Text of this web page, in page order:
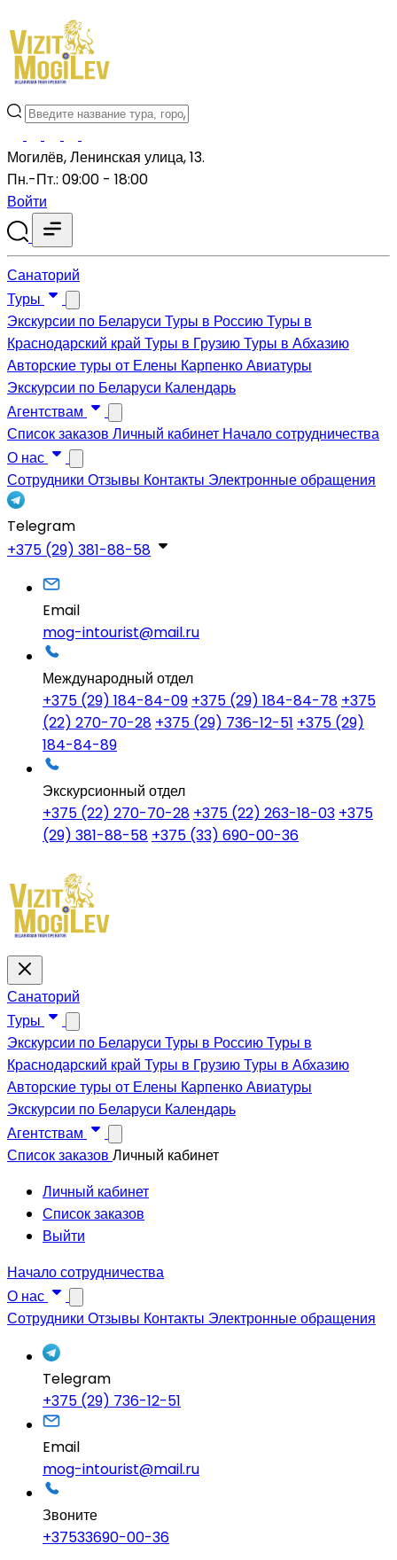
Могилёв, Ленинская улица, 13.
Пн.-Пт.: 09:00 - 18:00
Войти
Санаторий
Туры
Экскурсии по Беларуси Туры в РоссиюТуры в
Краснодарский край Туры в ГрузиюТуры в Абхазию
Авторские туры от Елены КарпенкоАвиатуры
Экскурсии по Беларуси Календарь
Агентствам
Список заказов Личный кабинет Начало сотрудничества
О нас
Сотрудники Отзывы Контакты Электронные обращения
Telegram
+375 (29) 381-88-58
Email
mog-intourist@mail.ru
Международный отдел
+375 (29) 184-84-09 +375 (29) 184-84-78 +375
(22) 270-70-28 +375 (29) 736-12-51 +375 (29)
184-84-89
Экскурсионный отдел
+375 (22) 270-70-28 +375 (22) 263-18-03 +375
(29) 381-88-58 +375 (33) 690-00-36
Санаторий
Туры
Экскурсии по Беларуси Туры в РоссиюТуры в
Краснодарский край Туры в ГрузиюТуры в Абхазию
Авторские туры от Елены КарпенкоАвиатуры
Экскурсии по Беларуси Календарь
Агентствам
Список заказов Личный кабинет
Личный кабинет
Список заказов
Выйти
Начало сотрудничества
О нас
Сотрудники Отзывы Контакты Электронные обращения
Telegram
+375 (29) 736-12-51
Email
mog-intourist@mail.ru
Звоните
+37533690-00-36